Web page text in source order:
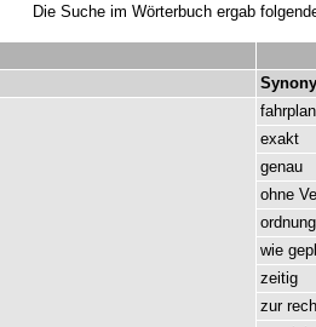
Die Suche im Wörterbuch ergab
exakt
genau
ohne
wie
zeitig
zur